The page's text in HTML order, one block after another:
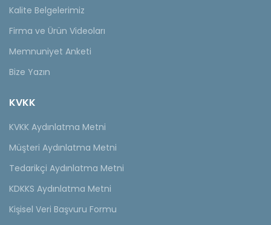
Kalite Belgelerimiz
Firma ve Ürün Videoları
Memnuniyet Anketi
Bize Yazın
KVKK
KVKK Aydınlatma Metni
Müşteri Aydınlatma Metni
Tedarikçi Aydınlatma Metni
KDKKS Aydınlatma Metni
Kişisel Veri Başvuru Formu